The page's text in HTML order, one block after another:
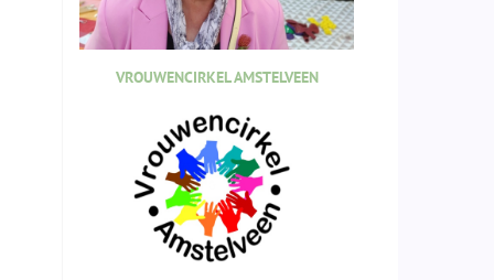
VROUWENCIRKEL AMSTELVEEN